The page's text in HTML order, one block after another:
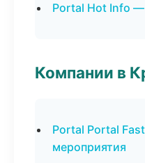
Portal Hot Info —
Компании в
Portal Portal
мероприятия